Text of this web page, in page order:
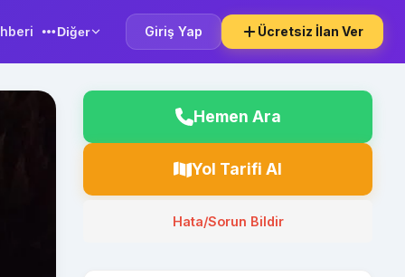
Diğer Giriş Yap Ücretsiz İlan Ver
Hemen Ara
Yol Tarifi Al
Hata/Sorun Bildir